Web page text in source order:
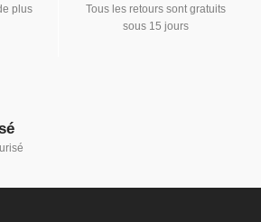
plus
Tous les retours sont gratuits
sous 15 jours